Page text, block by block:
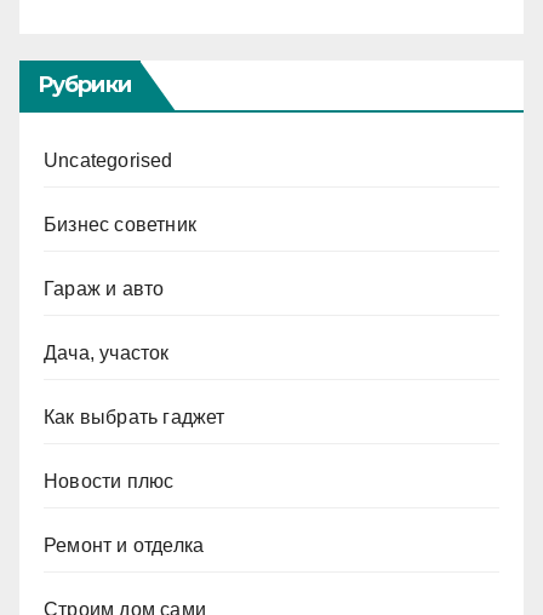
Рубрики
Uncategorised
Бизнес советник
Гараж и авто
Дача, участок
Как выбрать гаджет
Новости плюс
Ремонт и отделка
Строим дом сами